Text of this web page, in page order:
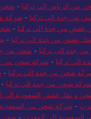
من الرياض الي تركيا -
من جدة الى تركيا - شركة
عفش من جدة الي تركيا -
عفش من جدة الى تركيا -
جدة الى تركيا - شحن من
الى تركيا - شركة شحن من
شحن من جدة الي تركيا -
شركة شحن من جدة الي تركيا -
و نقل عفش السعودية الي
- شركة شحن من السعودية
الي المغرب - شحن